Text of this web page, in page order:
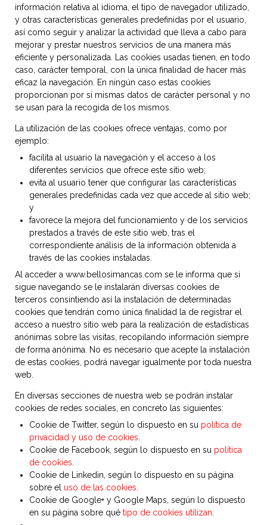
información relativa al idioma, el tipo de navegador utilizado,
y otras características generales predefinidas por el usuario,
así como seguir y analizar la actividad que lleva a cabo para
mejorar y prestar nuestros servicios de una manera más
eficiente y personalizada. Las cookies usadas tienen, en todo
caso, carácter temporal, con la única finalidad de hacer más
eficaz la navegación. En ningún caso estas cookies
proporcionan por sí mismas datos de carácter personal y no
se usan para la recogida de los mismos.
La utilización de las cookies ofrece ventajas, como por
ejemplo:
facilita al usuario la navegación y el acceso a los
diferentes servicios que ofrece este sitio web;
evita al usuario tener que configurar las características
generales predefinidas cada vez que accede al sitio web;
y
favorece la mejora del funcionamiento y de los servicios
prestados a través de este sitio web, tras el
correspondiente análisis de la información obtenida a
través de las cookies instaladas.
Al acceder a www.bellosimancas.com se le informa que si
sigue navegando se le instalarán diversas cookies de
terceros consintiendo así la instalación de determinadas
cookies que tendrán como única finalidad la de registrar el
acceso a nuestro sitio web para la realización de estadísticas
anónimas sobre las visitas, recopilando información siempre
de forma anónima. No es necesario que acepte la instalación
de estas cookies, podrá navegar igualmente por toda nuestra
web.
En diversas secciones de nuestra web se podrán instalar
cookies de redes sociales, en concreto las siguientes:
Cookie de Twitter, según lo dispuesto en su política de
privacidad y uso de cookies
Cookie de Facebook, según lo dispuesto en su política
de cookies
Cookie de Linkedin, según lo dispuesto en su página
sobre el uso de las cookies
Cookie de Google+ y Google Maps, según lo dispuesto
en su página sobre qué tipo de cookies utilizan